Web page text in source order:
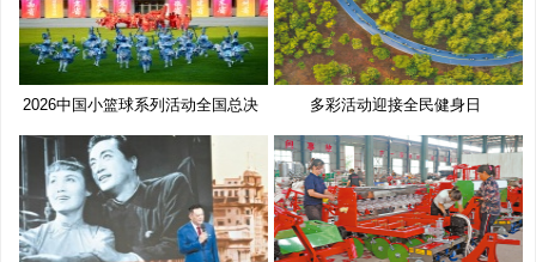
2026中国小篮球系列活动全国总决
赛
多彩活动迎接全民健身日